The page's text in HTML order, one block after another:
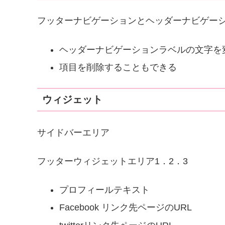
フッターナビゲーションとヘッダーナビゲー
ヘッダーナビゲーションラベルの文字を
項目を削除することもできる
ウィジェット
サイドバーエリア
フッターウィジェットエリア1．2．3
プロフィールテキスト
Facebook リンク先ページのURL